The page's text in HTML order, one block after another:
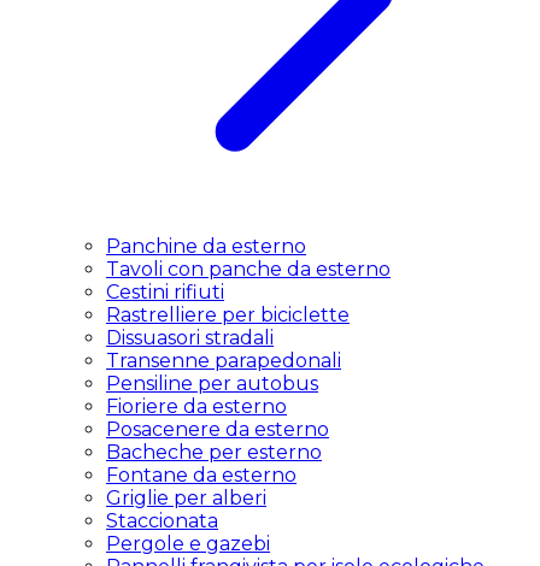
Panchine da esterno
Tavoli con panche da esterno
Cestini rifiuti
Rastrelliere per biciclette
Dissuasori stradali
Transenne parapedonali
Pensiline per autobus
Fioriere da esterno
Posacenere da esterno
Bacheche per esterno
Fontane da esterno
Griglie per alberi
Staccionata
Pergole e gazebi